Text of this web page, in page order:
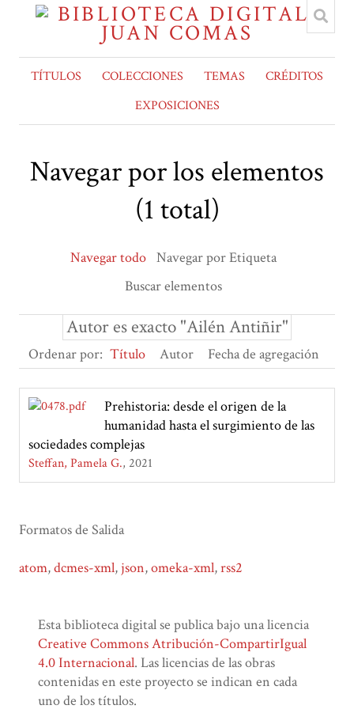
TÍTULOS COLECCIONES TEMAS
CRÉDITOS
EXPOSICIONES
Navegar por los elementos
(1 total)
Navegar todo Navegar por Etiqueta
Buscar elementos
Autor es exacto "Ailén Antiñir"
Ordenar por: Título Autor Fecha de agregación
Prehistoria: desde el origen de la
humanidad hasta el surgimiento de las
sociedades complejas
Steffan, Pamela G. 2021
Formatos de Salida
atom,dcmes-xml, json,omeka-xml,rss2
Esta biblioteca digital se publica bajo una licencia
Creative Commons Atribución-CompartirIgual
4.0 Internacional. Las licencias de las obras
contenidas en este proyecto se indican en cada
uno de los títulos.